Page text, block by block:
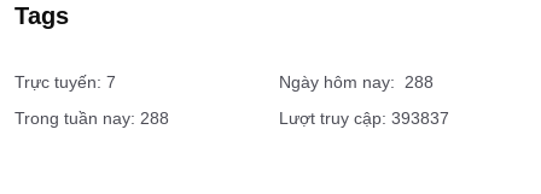
Tags
Trực tuyến: 7
Ngày hôm nay: 288
Trong tuần nay: 288
Lượt truy cập: 393837